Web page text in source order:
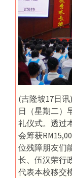
(吉隆坡17日
日（星期二）
礼仪式。透过
会筹获
位残障朋友们
长、伍汉荣行
代表本校移交